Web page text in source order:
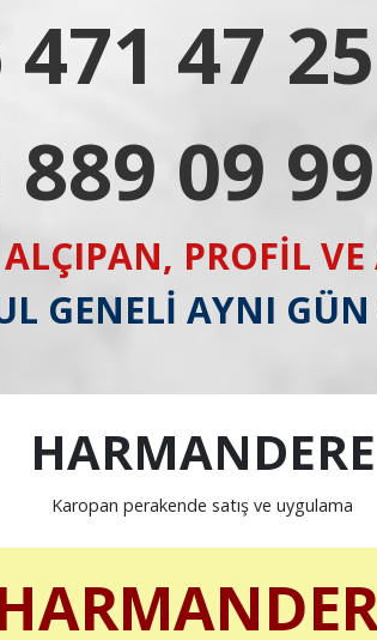
47 25
09 99
PROFİL VE
GENELİ AYNI GÜN
HARMANDERE
Karopan perakende satış ve uygulama